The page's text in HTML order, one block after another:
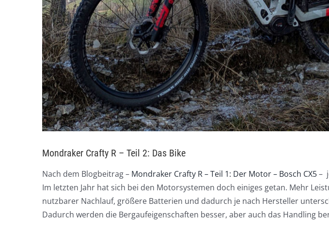
Mondraker Crafty R – Teil 2: Das Bike
Nach dem Blogbeitrag – Mondraker Crafty R – Teil 1: Der Motor – Bosch CX5–
Im letzten Jahr hat sich bei den Motorsystemen doch einiges getan. Mehr
nutzbarer Nachlauf, größere Batterien und dadurch je nach Hersteller
Dadurch werden die Bergaufeigenschaften besser, aber auch das Handling